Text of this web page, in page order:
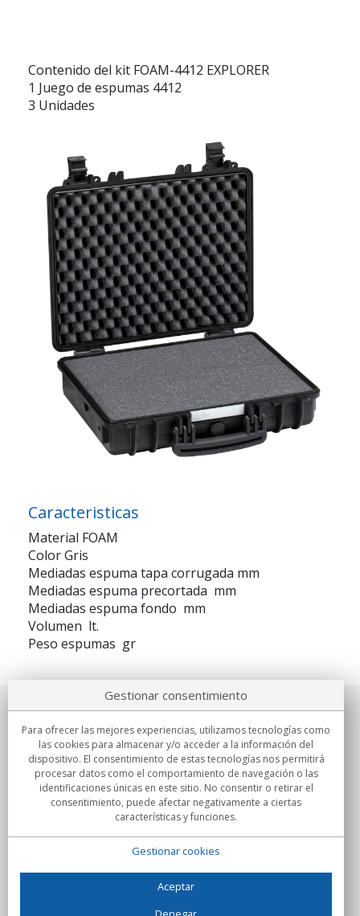
Contenido del kit FOAM-4412 EXPLORER
1 Juego de espumas 4412
3 Unidades
Caracteristicas
Material FOAM
Color Gris
Mediadas espuma tapa corrugada mm
Mediadas espuma precortada mm
Mediadas espuma fondo mm
Volumen lt.
Peso espumas gr
Sobre nosotros
Compromisos
Compras
Gestionar consentimiento
Para ofrecer las mejores experiencias, utilizamos tecnologías como
las cookies para almacenar y/o acceder a la información del
dispositivo. El consentimiento de estas tecnologías nos permitirá
procesar datos como el comportamiento de navegación o las
identificaciones únicas en este sitio. No consentir o retirar el
consentimiento, puede afectar negativamente a ciertas
características y funciones.
Gestionar cookies
Aceptar